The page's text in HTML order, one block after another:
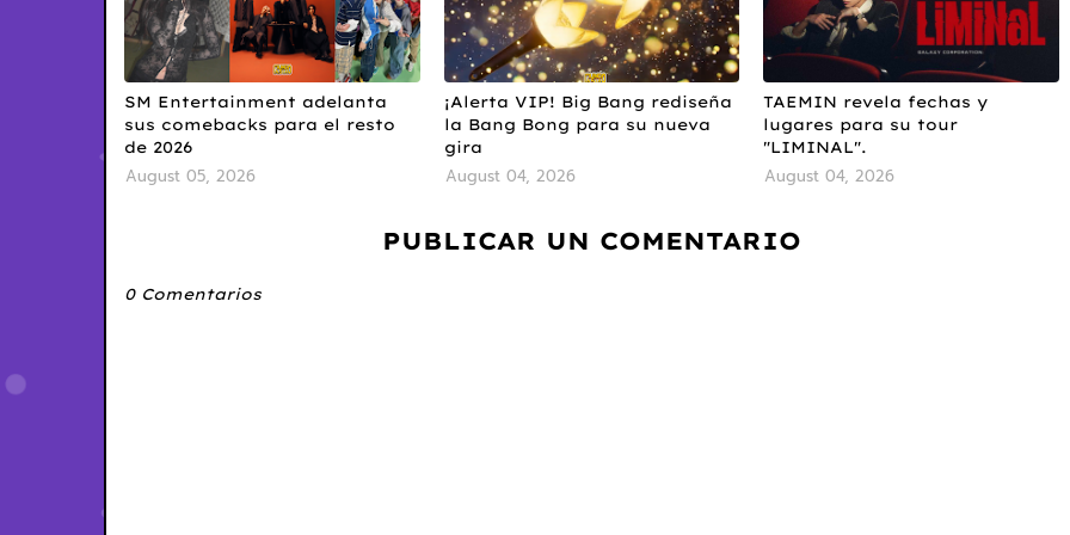
SM Entertainment adelanta
sus comebacks para el resto
de 2026
August 05, 2026
¡Alerta VIP! Big Bang rediseña
la Bang Bong para su nueva
gira
August 04, 2026
TAEMIN revela fechas y
lugares para su tour
"LIMINAL".
August 04, 2026
PUBLICAR UN COMENTARIO
0 Comentarios